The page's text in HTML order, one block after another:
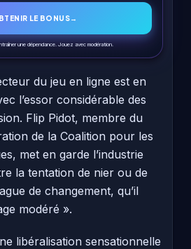
LE BONUS→
une dépendance. Jouez avec modération.
du jeu en ligne est en
l’essor considérable des
Flip Pidot, membre du
de la Coalition pour les
met en garde l’industrie
la tentation de nier ou de
de changement, qu’il
modéré ».
libéralisation sensationnelle